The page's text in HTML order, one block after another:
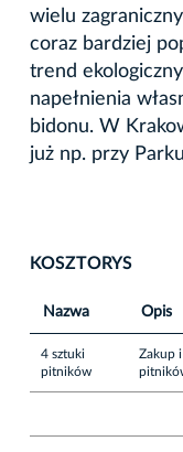
wielu
coraz bardziej
trend
napełnienia
bidonu. W
już np. przy
KOSZTORYS
Nazwa Opis
4 sztuki
pitników
Zakup